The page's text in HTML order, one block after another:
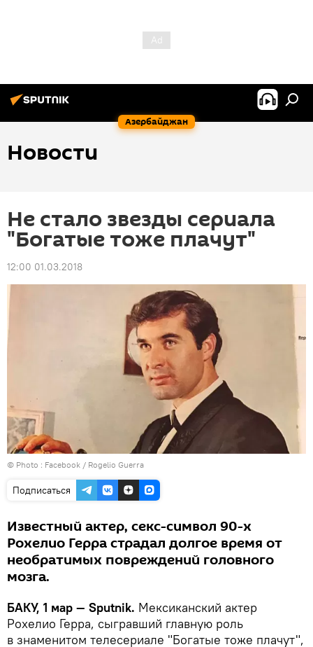
Азербайджан
Новости
Не стало звезды сериала
"Богатые тоже плачут"
12:00 01.03.2018
© Photo : Facebook / Rogelio Guerra
Подписаться
Известный актер, секс-символ 90-х
Рохелио Герра страдал долгое время от
необратимых повреждений головного
мозга.
БАКУ, 1 мар — Sputnik. Мексиканский актер
Рохелио Герра, сыгравший главную роль
в знаменитом телесериале "Богатые тоже плачут",